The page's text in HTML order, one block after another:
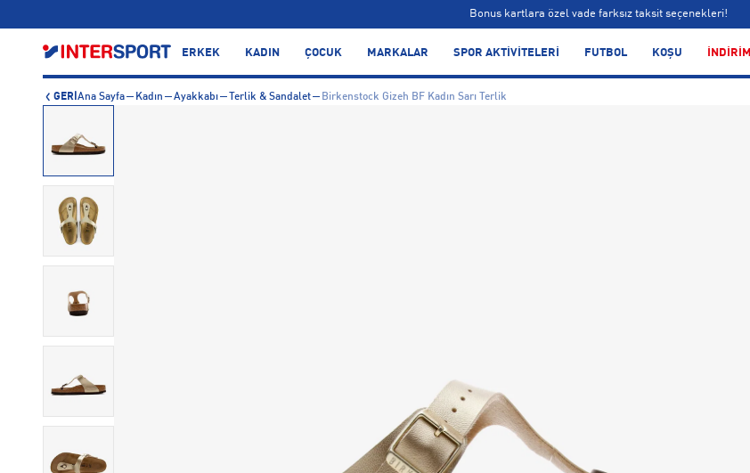
Bonus kartlara özel vade farksız taksit seçenekleri!
ERKEK KADIN ÇOCUK MARKALAR SPOR AKTİVİTELERİ FUTBOL KOŞU İNDİRİM
GERİ Ana Sayfa Kadın Ayakkabı Terlik & Sandalet
Birkenstock Gizeh BF Kadın Sarı Terlik